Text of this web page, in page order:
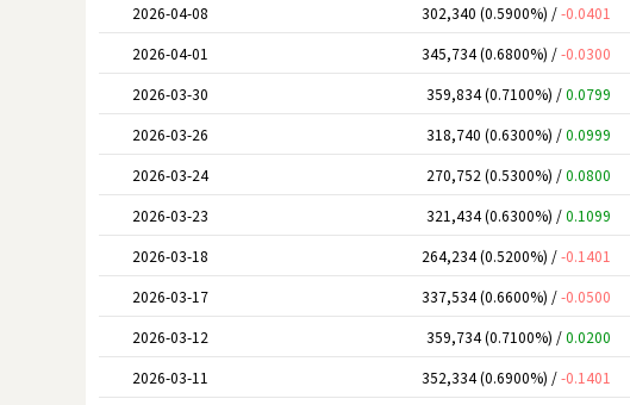
2026-04-08
302,340 (0.5900%) /-0.0401
2026-04-01
345,734 (0.6800%) /-0.0300
2026-03-30
359,834 (0.7100%) /0.0799
2026-03-26
318,740 (0.6300%) /0.0999
2026-03-24
270,752 (0.5300%) /0.0800
2026-03-23
321,434 (0.6300%) /0.1099
2026-03-18
264,234 (0.5200%) /-0.1401
2026-03-17
337,534 (0.6600%) /-0.0500
2026-03-12
359,734 (0.7100%) /0.0200
2026-03-11
352,334 (0.6900%) /-0.1401